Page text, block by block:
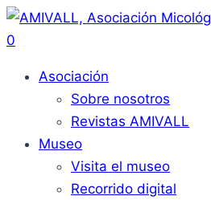
0
Asociación
Sobre nosotros
Revistas AMIVALL
Museo
Visita el museo
Recorrido digital